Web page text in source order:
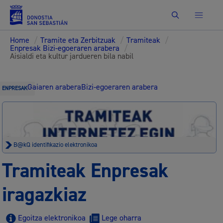
Bilatu
Home / Tramite eta Zerbitzuak / Tramiteak /
Enpresak Bizi-egoeraren arabera /
Aisialdi eta kultur jardueren bila nabil
ENPRESAKGaiaren araberaBizi-egoeraren arabera
B@kQ identifikazio elektronikoa
Tramiteak Enpresak
iragazkiaz
Egoitza elektronikoa Lege oharra